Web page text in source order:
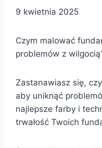
9 kwietnia 2025
Czym malować
problemów z
Zastanawiasz się,
aby uniknąć
najlepsze farby i
trwałość Twoich